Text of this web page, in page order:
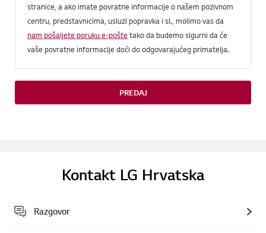
stranice, a ako imate povratne informacije o našem pozivnom
centru, predstavnicima, usluzi popravka i sl., molimo vas da
nam pošaljete poruku e-pošte tako da budemo sigurni da će
vaše povratne informacije doći do odgovarajućeg primatelja.
PREDAJ
Kontakt LG Hrvatska
Razgovor